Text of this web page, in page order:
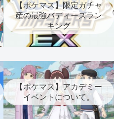
【ポケマス】限定ガチャ
産の最強バディーズラン
キング
【ポケマス】アカデミー
イベントについて。